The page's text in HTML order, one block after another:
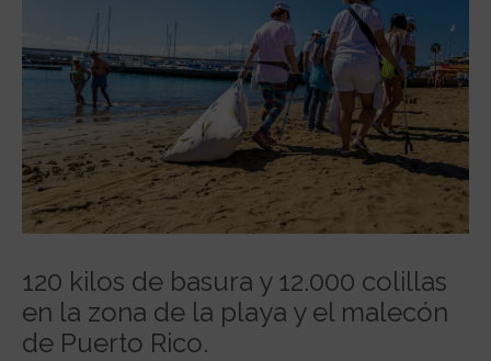
120 kilos de basura y 12.000 colillas
en la zona de la playa y el malecón
de Puerto Rico.